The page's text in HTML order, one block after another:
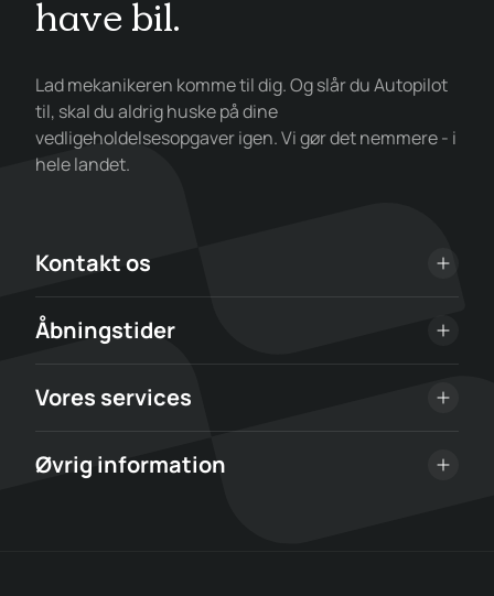
have bil.
Lad mekanikeren komme til dig. Og slår du Autopilot
til, skal du aldrig huske på dine
vedligeholdelsesopgaver igen. Vi gør det nemmere - i
hele landet.
Kontakt os
Åbningstider
Vores services
Øvrig information